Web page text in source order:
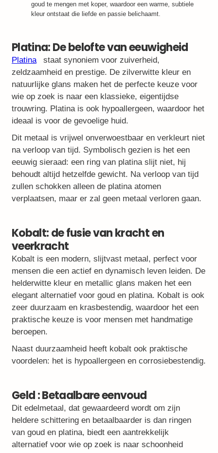
goud te mengen met koper, waardoor een warme, subtiele
kleur ontstaat die liefde en passie belichaamt.
Platina: De belofte van eeuwigheid
Platina
staat synoniem voor zuiverheid,
zeldzaamheid en prestige. De zilverwitte kleur en
natuurlijke glans maken het de perfecte keuze voor
wie op zoek is naar een klassieke, eigentijdse
trouwring. Platina is ook hypoallergeen, waardoor het
ideaal is voor de gevoelige huid.
Dit metaal is vrijwel onverwoestbaar en verkleurt niet
na verloop van tijd. Symbolisch gezien is het een
eeuwig sieraad: een ring van platina slijt niet, hij
behoudt altijd hetzelfde gewicht. Na verloop van tijd
zullen schokken alleen de platina atomen
verplaatsen, maar er zal geen metaal verloren gaan.
Kobalt: de fusie van kracht en
veerkracht
Kobalt is een modern, slijtvast metaal, perfect voor
mensen die een actief en dynamisch leven leiden. De
helderwitte kleur en metallic glans maken het een
elegant alternatief voor goud en platina. Kobalt is ook
zeer duurzaam en krasbestendig, waardoor het een
praktische keuze is voor mensen met handmatige
beroepen.
Naast duurzaamheid heeft kobalt ook praktische
voordelen: het is hypoallergeen en corrosiebestendig.
Geld : Betaalbare eenvoud
Dit edelmetaal, dat gewaardeerd wordt om zijn
heldere schittering en betaalbaarder is dan ringen
van goud en platina, biedt een aantrekkelijk
alternatief voor wie op zoek is naar schoonheid